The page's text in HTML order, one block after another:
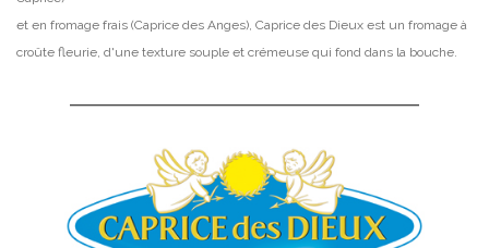
et en fromage frais (Caprice des Anges), Caprice des Dieux est un fromage à
croûte fleurie, d'une texture souple et crémeuse qui fond dans la bouche.